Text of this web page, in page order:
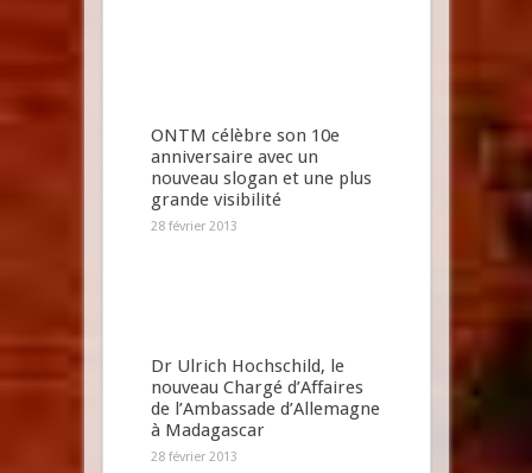
ONTM célèbre son 10e
anniversaire avec un
nouveau slogan et une plus
grande visibilité
28 février 2013
Dr Ulrich Hochschild, le
nouveau Chargé d’Affaires
de l’Ambassade d’Allemagne
à Madagascar
28 février 2013